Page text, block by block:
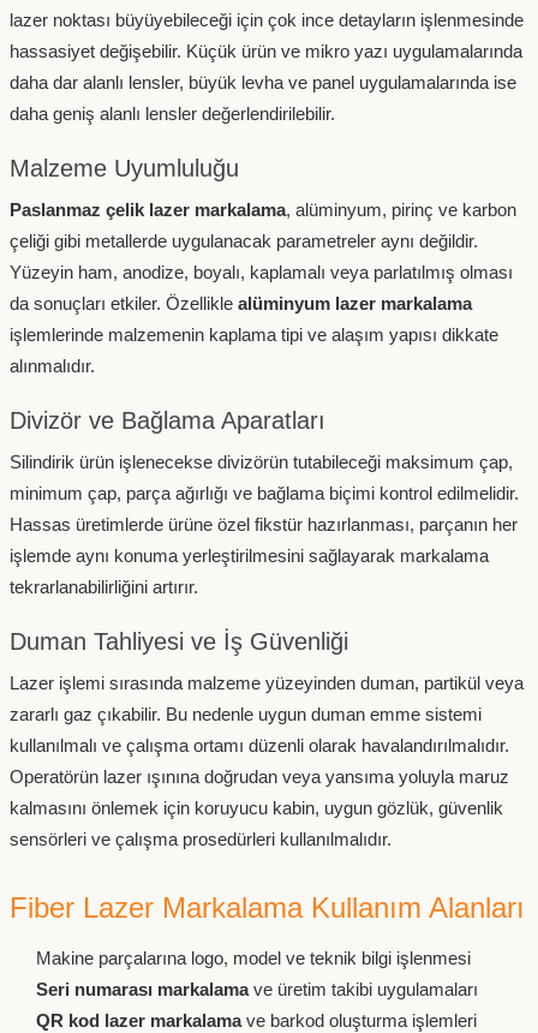
lazer noktası büyüyebileceği için çok ince detayların işlenmesinde
hassasiyet değişebilir. Küçük ürün ve mikro yazı uygulamalarında
daha dar alanlı lensler, büyük levha ve panel uygulamalarında ise
daha geniş alanlı lensler değerlendirilebilir.
Malzeme Uyumluluğu
Paslanmaz çelik lazer markalama, alüminyum, pirinç ve karbon
çeliği gibi metallerde uygulanacak parametreler aynı değildir.
Yüzeyin ham, anodize, boyalı, kaplamalı veya parlatılmış olması
da sonuçları etkiler. Özellikle alüminyum lazer markalama
işlemlerinde malzemenin kaplama tipi ve alaşım yapısı dikkate
alınmalıdır.
Divizör ve Bağlama Aparatları
Silindirik ürün işlenecekse divizörün tutabileceği maksimum çap,
minimum çap, parça ağırlığı ve bağlama biçimi kontrol edilmelidir.
Hassas üretimlerde ürüne özel fikstür hazırlanması, parçanın her
işlemde aynı konuma yerleştirilmesini sağlayarak markalama
tekrarlanabilirliğini artırır.
Duman Tahliyesi ve İş Güvenliği
Lazer işlemi sırasında malzeme yüzeyinden duman, partikül veya
zararlı gaz çıkabilir. Bu nedenle uygun duman emme sistemi
kullanılmalı ve çalışma ortamı düzenli olarak havalandırılmalıdır.
Operatörün lazer ışınına doğrudan veya yansıma yoluyla maruz
kalmasını önlemek için koruyucu kabin, uygun gözlük, güvenlik
sensörleri ve çalışma prosedürleri kullanılmalıdır.
Fiber Lazer Markalama Kullanım Alanları
Makine parçalarına logo, model ve teknik bilgi işlenmesi
Seri numarası markalamave üretim takibi uygulamaları
QR kod lazer markalamave barkod oluşturma işlemleri